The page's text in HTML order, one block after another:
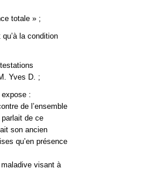
totale » ;
la condition
Yves D. ;
:
de l’ensemble
de ce
son ancien
qu’en présence
visant à